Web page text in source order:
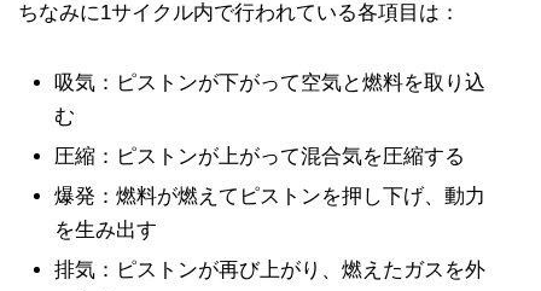
ちなみに1サイクル内で行われている各項目は：
吸気：ピストンが下がって空気と燃料を取り込
む
圧縮：ピストンが上がって混合気を圧縮する
爆発：燃料が燃えてピストンを押し下げ、動力
を生み出す
排気：ピストンが再び上がり、燃えたガスを外